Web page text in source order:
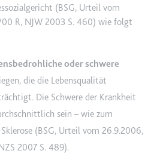
(BSG, Urteil vom
R, NJW 2003 S. 460) wie folgt
oder schwere
die die Lebensqualität
Die Schwere der Krankheit
sein – wie zum
(BSG, Urteil vom 26.9.2006,
2007 S. 489).